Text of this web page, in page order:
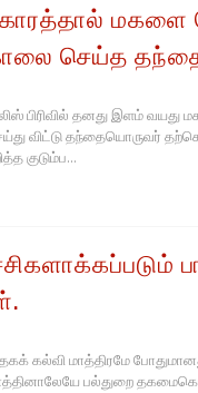
மகளை
செய்த
பிரிவில் தனது இளம் வயது
விட்டு தந்தையொருவர்
குடும்ப...
கல்வி மாத்திரமே
பல்துறை